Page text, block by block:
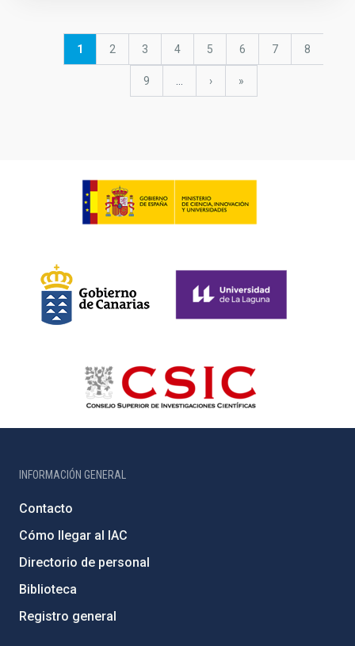
PaginaciónPágina
1 Página
2 Página
3 Página
4 Página
5 Página
6 Página
7 Página
8
Página
9
Siguiente
›
última
»
INFORMACIÓN GENERAL
Contacto
Cómo llegar al IAC
Directorio de personal
Biblioteca
Registro general